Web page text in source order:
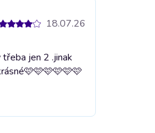
18.07.26
třeba jen 2 .jinak